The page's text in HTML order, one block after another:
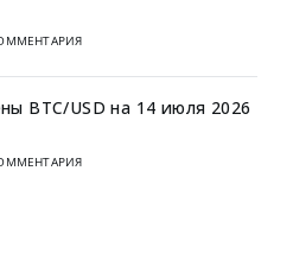
BTC/USD на 14 июля 2026